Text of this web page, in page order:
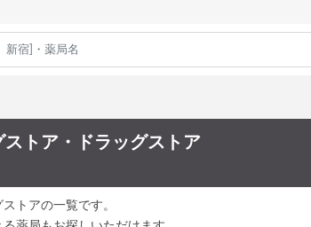
トア・ドラッグストア
トアの一覧です。